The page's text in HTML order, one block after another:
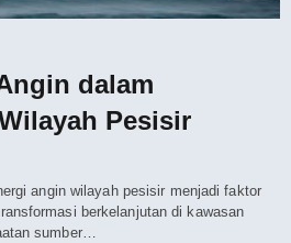
dalam
Pesisir
angin wilayah pesisir menjadi faktor
berkelanjutan di kawasan
sumber…